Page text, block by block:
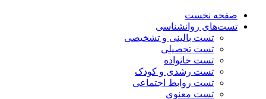
صفحه نخست
تست‌های روانشناسی
تست بالینی و تشخیصی
تست تحصیلی
تست خانواده
تست رشدی و کودک
تست روابط اجتماعی
تست معنوی